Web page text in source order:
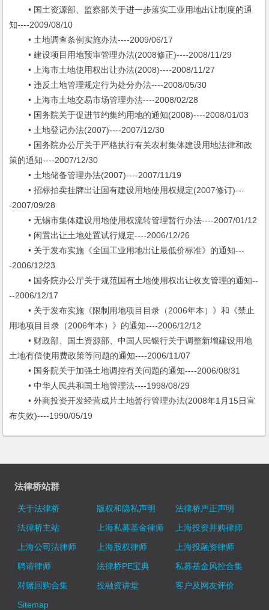
• 国土资源部、监察部关于进一步落实工业用地出让制度的通
知----2009/08/10
• 土地调查条例实施办法----2009/06/17
• 建设项目用地预审管理办法(2008修正)----2008/11/29
• 上海市土地使用权出让办法(2008)----2008/11/27
• 违反土地管理规定行为处分办法----2008/05/30
• 上海市土地交易市场管理办法----2008/02/28
• 国务院关于促进节约集约用地的通知(2008)----2008/01/03
• 土地登记办法(2007)----2007/12/30
• 国务院办公厅关于严格执行有关农村集体建设用地法律和政
策的通知----2007/12/30
• 土地储备管理办法(2007)----2007/11/19
• 招标拍卖挂牌出让国有建设用地使用权规定(2007修订)---
-2007/09/28
• 无锡市集体建设用地使用权流转管理暂行办法----2007/01/12
• 闲置出让土地处置试行规定----2006/12/26
• 关于发布实施《全国工业用地出让最低价标准》的通知---
-2006/12/23
• 国务院办公厅关于规范国有土地使用权出让收支管理的通知--
--2006/12/17
• 关于发布实施《限制用地项目目录（2006年本）》和《禁止
用地项目目录（2006年本）》的通知----2006/12/12
• 财政部、国土资源部、中国人民银行关于调整新增建设用地
土地有偿使用费政策等问题的通知----2006/11/07
• 国务院关于加强土地调控有关问题的通知----2006/08/31
• 中华人民共和国土地管理法----1998/08/29
• 外商投资开发经营成片土地暂行管理办法(2008年1月15日宣
布失效)----1990/05/19
法律桥站群
关于法律桥 版权和隐私声明
法律桥严正声明
法律桥主站
上海私募基金律师
上海投资并购律师
上海公司法律师
上海股权律师
上海投融资律师
聘请律师
法律桥PE宝典
私募基金风控合集
对赌回购合集
投融资讲堂
客户及网友评价
Sitemap